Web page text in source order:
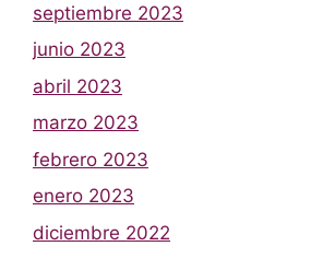
septiembre 2023
junio 2023
abril 2023
marzo 2023
febrero 2023
enero 2023
diciembre 2022